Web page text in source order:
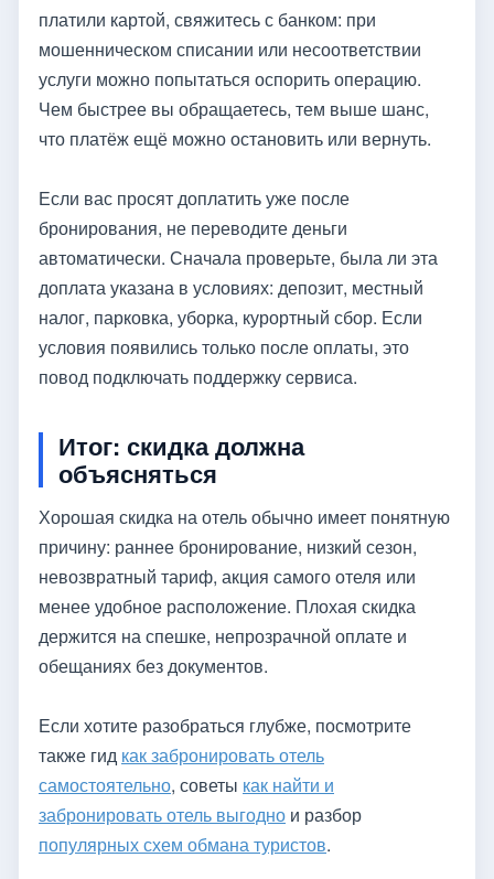
платили картой, свяжитесь с банком: при
мошенническом списании или несоответствии
услуги можно попытаться оспорить операцию.
Чем быстрее вы обращаетесь, тем выше шанс,
что платёж ещё можно остановить или вернуть.
Если вас просят доплатить уже после
бронирования, не переводите деньги
автоматически. Сначала проверьте, была ли эта
доплата указана в условиях: депозит, местный
налог, парковка, уборка, курортный сбор. Если
условия появились только после оплаты, это
повод подключать поддержку сервиса.
Итог: скидка должна
объясняться
Хорошая скидка на отель обычно имеет понятную
причину: раннее бронирование, низкий сезон,
невозвратный тариф, акция самого отеля или
менее удобное расположение. Плохая скидка
держится на спешке, непрозрачной оплате и
обещаниях без документов.
Если хотите разобраться глубже, посмотрите
также гид как забронировать отель
самостоятельно, советы как найти и
забронировать отель выгодно и разбор
популярных схем обмана туристов.